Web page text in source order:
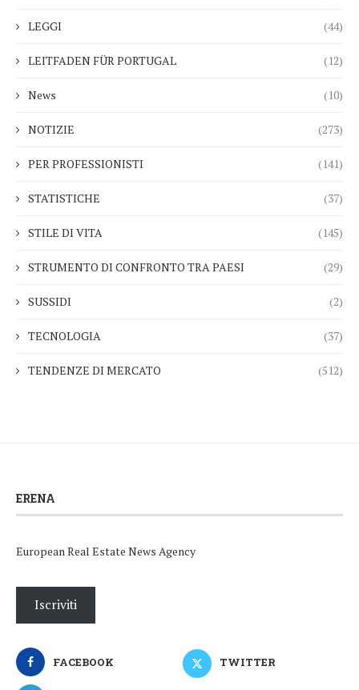
LEGGI (44)
LEITFADEN FÜR PORTUGAL (12)
News (10)
NOTIZIE (273)
PER PROFESSIONISTI (141)
STATISTICHE (37)
STILE DI VITA (145)
STRUMENTO DI CONFRONTO TRA PAESI (29)
SUSSIDI (2)
TECNOLOGIA (37)
TENDENZE DI MERCATO (512)
ERENA
European Real Estate News Agency
Iscriviti
FACEBOOK TWITTER